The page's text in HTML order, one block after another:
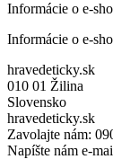
Informácie o e-
Informácie o e-
hravedeticky.sk
010 01 Žilina
Slovensko
hravedeticky.sk
Zavolajte nám:
Napíšte nám e-